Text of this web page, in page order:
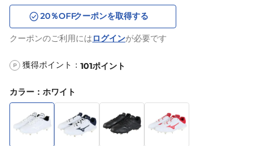
20％OFFクーポンを取得する
クーポンのご利用にはログインが必要です
P 獲得ポイント： 101ポイント
カラー ： ホワイト